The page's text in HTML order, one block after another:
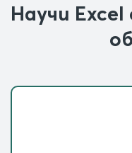
Научи